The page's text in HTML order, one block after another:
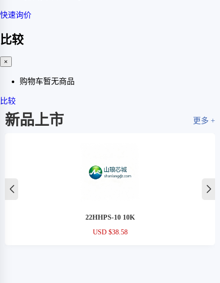
快速询价
比较
×
购物车暂无商品
比较
新品上市 更多 +
22HHPS-10 10K
USD $38.58